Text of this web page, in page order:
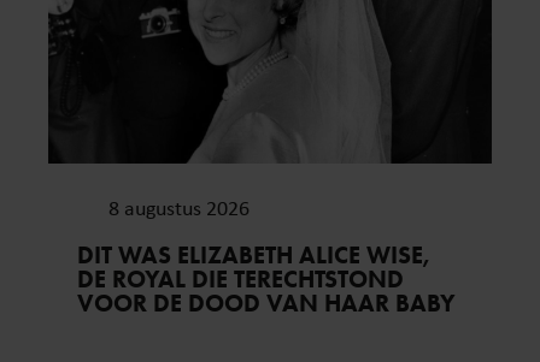
8 augustus 2026
DIT WAS ELIZABETH ALICE WISE,
DE ROYAL DIE TERECHTSTOND
VOOR DE DOOD VAN HAAR BABY